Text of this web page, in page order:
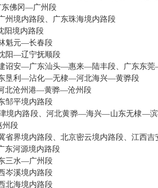
佛冈—广州段
境内路段、广东珠海境内路段
境内路段
魁元—长春段
阳—辽宁抚顺段
安—广东汕头—惠来—陆丰段、广东东
垦利—沾化—无棣—河北海兴—黄骅段
北沧州港—黄骅—沧州段
平境内路段
境内路段、河北黄骅—海兴—山东无棣—
段
界境内路段、北京密云境内路段、江西
河源境内路段
三水—广州段
溪境内路段
海境内路段